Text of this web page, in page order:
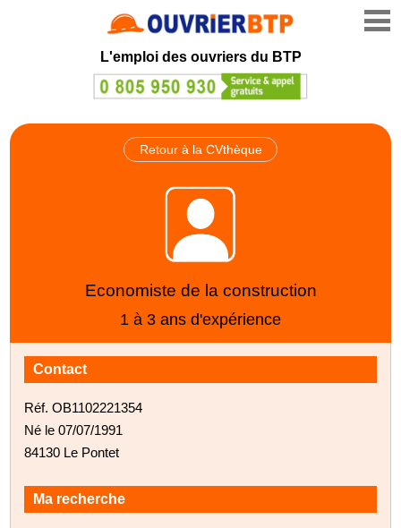
L'emploi des ouvriers du BTP
Retour à la CVthèque
Economiste de la construction
1 à 3 ans d'expérience
Contact
Réf. OB1102221354
Né le 07/07/1991
84130 Le Pontet
Ma recherche